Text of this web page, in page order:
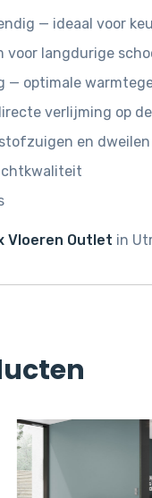
— ideaal voor
voor langdurige
— optimale
verlijming op
en
Vloeren Outlet in